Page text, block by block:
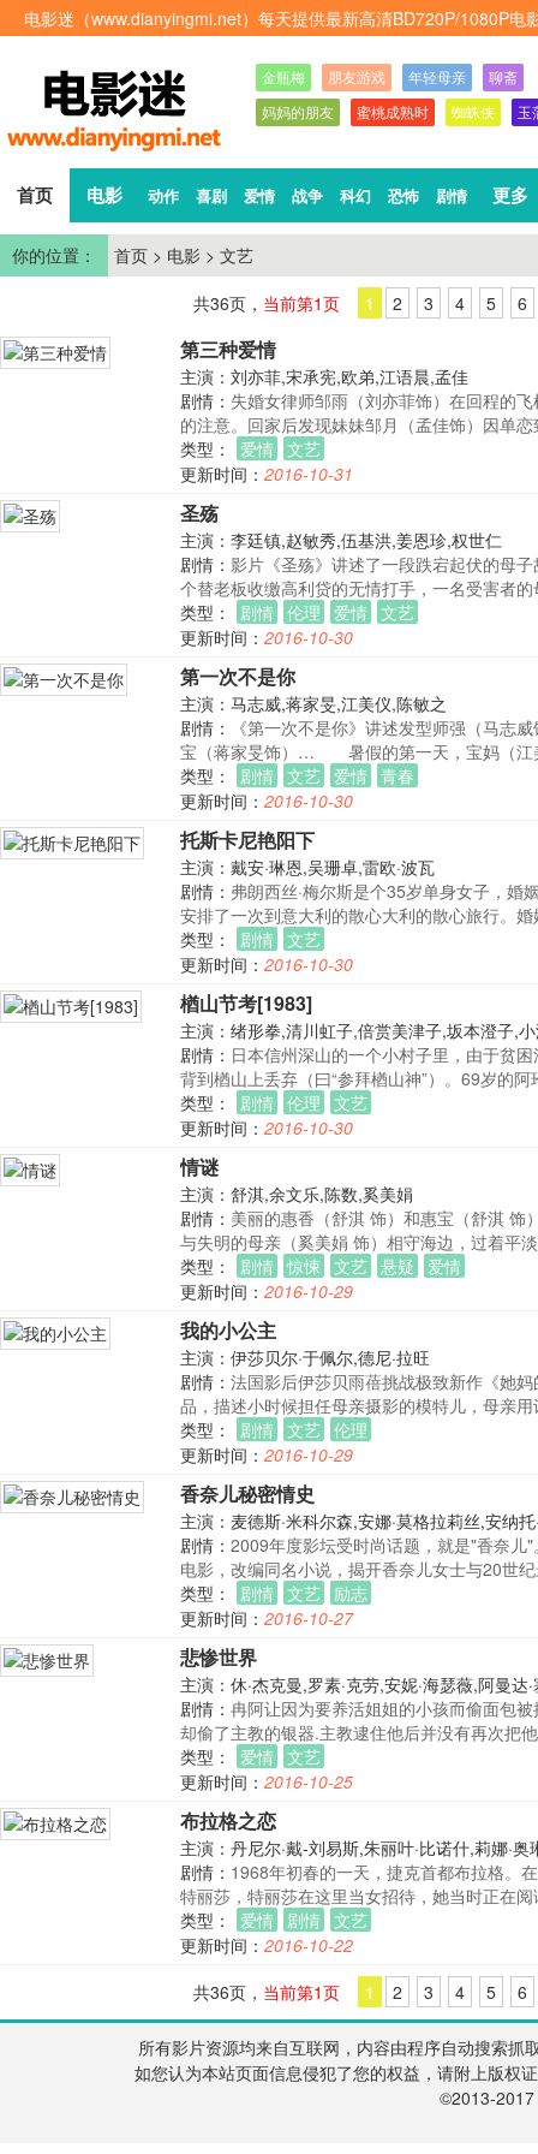
电影迷（www.dianyingmi.net）每天提供最新高清BD720P/1080P
金瓶梅 朋友游戏 年轻母亲
聊斋
妈妈的朋友
蜜桃成熟时 蜘蛛侠 玉
首页 电影 动作 喜剧 爱情 战争 科幻 恐怖 剧情 更多
你的位置： 首页 > 电影 > 文艺
共36页， 当前第1页 1 2 3 4 5 6
第三种爱情
主演：刘亦菲,宋承宪,欧弟,江语晨,孟佳
剧情： 失婚女律师邹雨（刘亦菲饰）在回程的
的注意。回家后发现妹妹邹月（孟佳饰）因单
类型：
爱情 文艺
更新时间： 2016-10-31
圣殇
主演：李廷镇,赵敏秀,伍基洪,姜恩珍,权世仁
剧情： 影片《圣殇》讲述了一段跌宕起伏的母
个替老板收缴高利贷的无情打手，一名受害者的
类型：
剧情 伦理 爱情 文艺
更新时间： 2016-10-30
第一次不是你
主演：马志威,蒋家旻,江美仪,陈敏之
剧情：
《第一次不是你》讲述发型师强（马志
宝（蒋家旻饰）… 暑假的第一天，宝妈（江
类型：
剧情 文艺 爱情 青春
更新时间： 2016-10-30
托斯卡尼艳阳下
主演：戴安·琳恩,吴珊卓,雷欧·波瓦
剧情： 弗朗西丝·梅尔斯是个35岁单身女子，婚
安排了一次到意大利的散心大利的散心旅行。婚
类型：
剧情 文艺
更新时间： 2016-10-30
楢山节考[1983]
主演：绪形拳,清川虹子,倍赏美津子,坂本澄子,
剧情： 日本信州深山的一个小村子里，由于贫
背到楢山上丢弃（曰“参拜楢山神”）。69岁的阿
类型：
剧情 伦理 文艺
更新时间： 2016-10-30
情谜
主演：舒淇,余文乐,陈数,奚美娟
剧情： 美丽的惠香（舒淇 饰）和惠宝（舒淇 饰
与失明的母亲（奚美娟 饰）相守海边，过着平
类型：
剧情 惊悚 文艺 悬疑 爱情
更新时间： 2016-10-29
我的小公主
主演：伊莎贝尔·于佩尔,德尼·拉旺
剧情： 法国影后伊莎贝雨蓓挑战极致新作《她
品，描述小时候担任母亲摄影的模特儿，母亲
类型：
剧情 文艺 伦理
更新时间： 2016-10-29
香奈儿秘密情史
主演：麦德斯·米科尔森,安娜·莫格拉莉丝,安纳
剧情： 2009年度影坛受时尚话题，就是"香奈儿
电影，改编同名小说，揭开香奈儿女士与20世
类型：
剧情 文艺 励志
更新时间： 2016-10-27
悲惨世界
主演：休·杰克曼,罗素·克劳,安妮·海瑟薇,阿曼
莎·拜伦·科恩,萨曼莎·巴克斯,艾伦·特维特,康姆
剧情： 冉阿让因为要养活姐姐的小孩而偷面包
却偷了主教的银器.主教逮住他后并没有再次把他
类型：
爱情 文艺
更新时间： 2016-10-25
布拉格之恋
主演：丹尼尔·戴-刘易斯,朱丽叶·比诺什,莉娜·奥
剧情： 1968年初春的一天，捷克首都布拉格。
特丽莎，特丽莎在这里当女招待，她当时正在
类型：
爱情 剧情 文艺
更新时间： 2016-10-22
共36页， 当前第1页 1 2 3 4 5 6
所有影片资源均来自互联网，内容由程序自动搜索
如您认为本站页面信息侵犯了您的权益，请附上版权
©2013-2017